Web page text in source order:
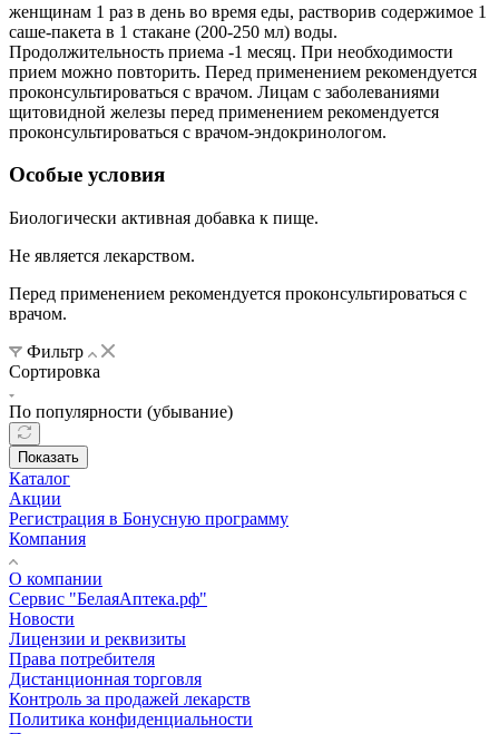
женщинам 1 раз в день во время еды, растворив содержимое 1
саше-пакета в 1 стакане (200-250 мл) воды.
Продолжительность приема -1 месяц. При необходимости
прием можно повторить. Перед применением рекомендуется
проконсультироваться с врачом. Лицам с заболеваниями
щитовидной железы перед применением рекомендуется
проконсультироваться с врачом-эндокринологом.
Особые условия
Биологически активная добавка к пище.
Не является лекарством.
Перед применением рекомендуется проконсультироваться с
врачом.
Фильтр
Сортировка
По популярности (убывание)
Показать
Каталог
Акции
Регистрация в Бонусную программу
Компания
О компании
Сервис "БелаяАптека.рф"
Новости
Лицензии и реквизиты
Права потребителя
Дистанционная торговля
Контроль за продажей лекарств
Политика конфиденциальности